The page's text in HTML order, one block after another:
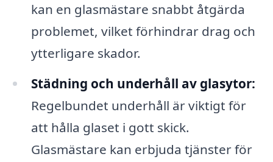
kan en glasmästare snabbt åtgärda
problemet, vilket förhindrar drag och
ytterligare skador.
Städning och underhåll av glasytor:
Regelbundet underhåll är viktigt för
att hålla glaset i gott skick.
Glasmästare kan erbjuda tjänster för